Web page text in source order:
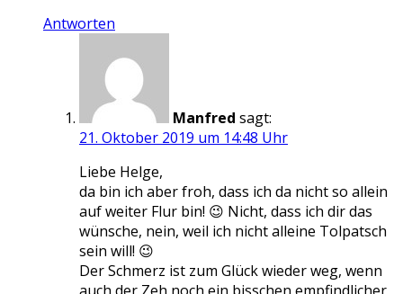
Antworten
Manfred sagt:
21. Oktober 2019 um 14:48 Uhr
Liebe Helge,
da bin ich aber froh, dass ich da nicht so allein
auf weiter Flur bin! 😉 Nicht, dass ich dir das
wünsche, nein, weil ich nicht alleine Tolpatsch
sein will! 😉
Der Schmerz ist zum Glück wieder weg, wenn